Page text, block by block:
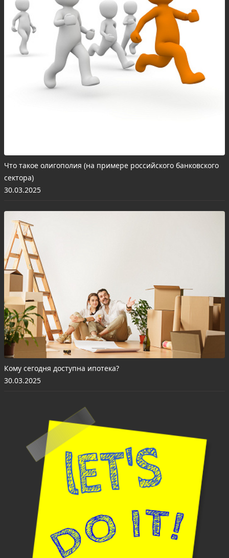
Что такое олигополия (на примере российского банковского
сектора)
30.03.2025
Кому сегодня доступна ипотека?
30.03.2025